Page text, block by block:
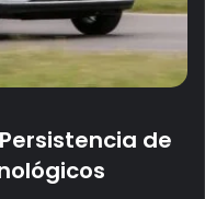
de